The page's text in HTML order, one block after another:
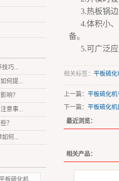
技巧...
何提...
响？
意事...
？
如何...
板硫化机
3.热板锅
4.体积小
备。
5.可广泛
相关标签： 平板硫化
上一篇： 平板硫化
下一篇： 平板硫化机
最近浏览：
相关产品：